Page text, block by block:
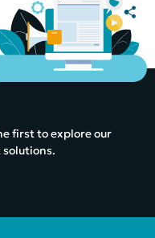
first to explore our